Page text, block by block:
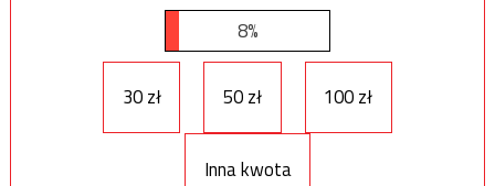
8%
30 zł 50 zł 100 zł
Inna kwota